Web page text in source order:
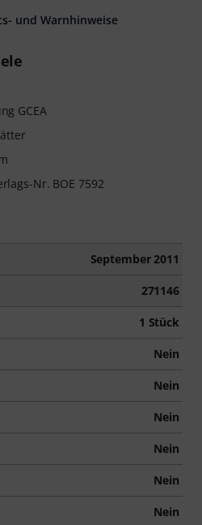
GCEA
Nr. BOE 7592
September 2011
271146
1 Stück
Nein
Nein
Nein
Nein
Nein
Nein
und Warnhinweise